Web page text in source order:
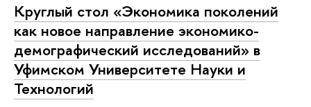
Круглый стол «Экономика поколений
как новое направление экономико-
демографический исследований» в
Уфимском Университете Науки и
Технологий